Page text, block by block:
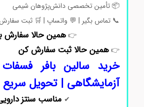
📦 تأمین تخصصی دانش‌پژوهان شیمی
📞 تماس بگیر | 💬 واتساپ | 🛒 ثبت سفارش
👉همین حالا سفارش بده
👉همین حالا ثبت سفارش کن
آزمایشگاهی | تحویل سریع
مناسب سنتز دارویی